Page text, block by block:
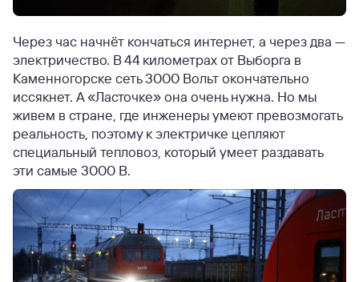
Через час начнёт кончаться интернет, а через два —
электричество. В 44 километрах от Выборга в
Каменногорске сеть 3000 Вольт окончательно
иссякнет. А «Ласточке» она очень нужна. Но мы
живем в стране, где инженеры умеют превозмогать
реальность, поэтому к электричке цепляют
специальный тепловоз, который умеет раздавать
эти самые 3000 В.